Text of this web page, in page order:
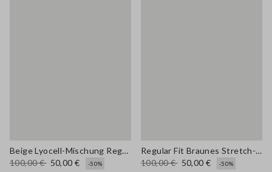
Beige Lyocell-Mischung Regular Fit Hemd
100,00 € 50,00 €
-50%
Regular Fit Braunes Stretch-Lyocell-Hemd
100,00 € 50,00 €
-50%